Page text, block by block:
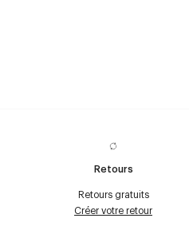
Retours
Retours gratuits
Créer votre retour